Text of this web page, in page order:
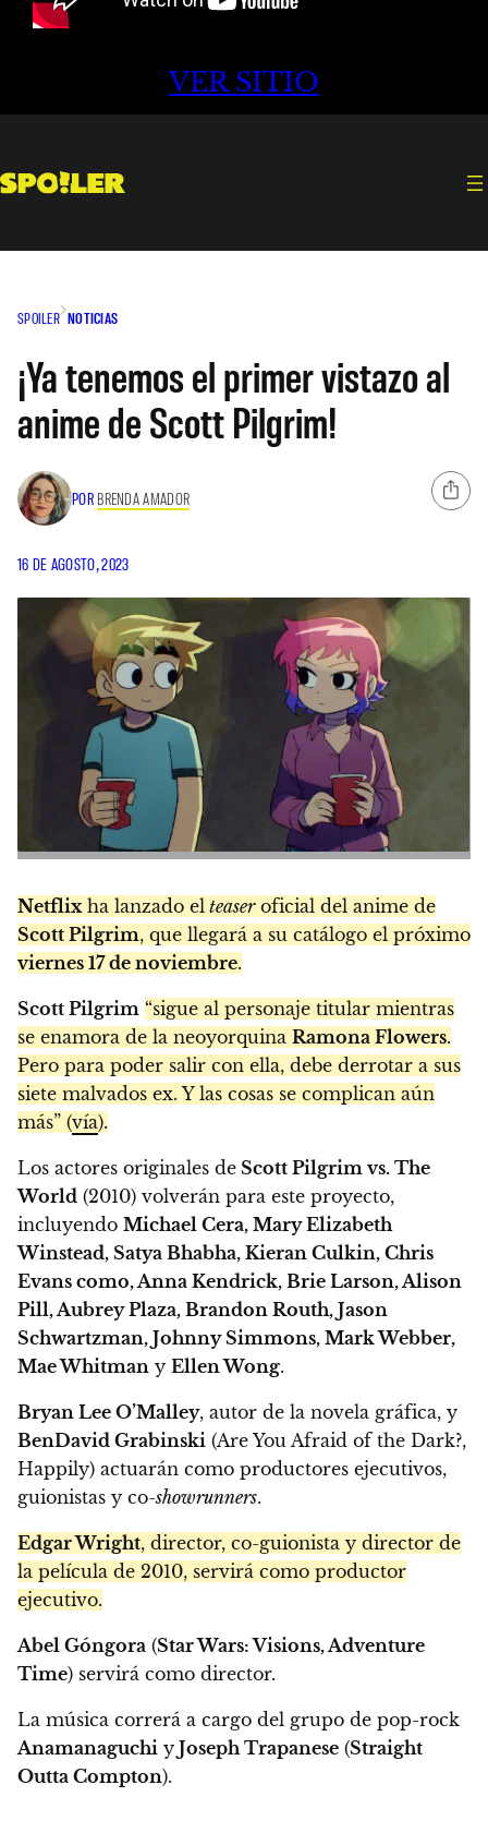
VER SITIO
SPOILER NOTICIAS
¡Ya tenemos el primer vistazo al
anime de Scott Pilgrim!
POR BRENDA AMADOR
16 DE AGOSTO, 2023
Netflixha lanzado el teaseroficial del anime de
Scott Pilgrim, que llegará a su catálogo el próximo
viernes 17 de noviembre.
Scott Pilgrim “sigue al personaje titular mientras
se enamora de la neoyorquina Ramona Flowers.
Pero para poder salir con ella, debe derrotar a sus
siete malvados ex. Y las cosas se complican aún
más” (vía).
Los actores originales de Scott Pilgrim vs. The
World (2010) volverán para este proyecto,
incluyendo Michael Cera, Mary Elizabeth
Winstead, Satya Bhabha, Kieran Culkin, Chris
Evans como, Anna Kendrick, Brie Larson, Alison
Pill, Aubrey Plaza, Brandon Routh, Jason
Schwartzman, Johnny Simmons, Mark Webber,
Mae Whitman y Ellen Wong.
Bryan Lee O’Malley, autor de la novela gráfica, y
BenDavid Grabinski (Are You Afraid of the Dark?,
Happily) actuarán como productores ejecutivos,
guionistas y co-showrunners.
Edgar Wright, director, co-guionista y director de
la película de 2010, servirá como productor
ejecutivo.
Abel Góngora (Star Wars: Visions, Adventure
Time) servirá como director.
La música correrá a cargo del grupo de pop-rock
Anamanaguchi y Joseph Trapanese (Straight
Outta Compton).